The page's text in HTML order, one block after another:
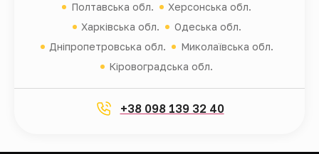
Полтавська обл.
Херсонська обл.
Харківська обл.
Одеська обл.
Дніпропетровська обл.
Миколаївська обл.
Кіровоградська обл.
+38 098 139 32 40